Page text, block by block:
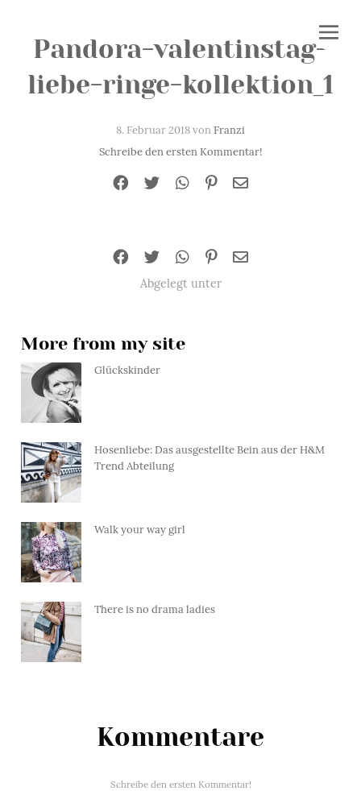
Pandora-valentinstag-
liebe-ringe-kollektion_1
8. Februar 2018 vonFranzi
Schreibe den ersten Kommentar!
Abgelegt unter
More from my site
Glückskinder
Hosenliebe: Das ausgestellte Bein aus der H&M
Trend Abteilung
Walk your way girl
There is no drama ladies
Kommentare
Schreibe den ersten Kommentar!